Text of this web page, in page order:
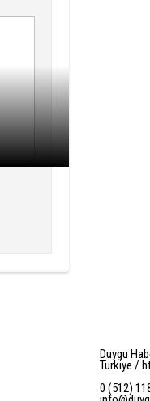
Duygu
Türkiye /
0 (512)